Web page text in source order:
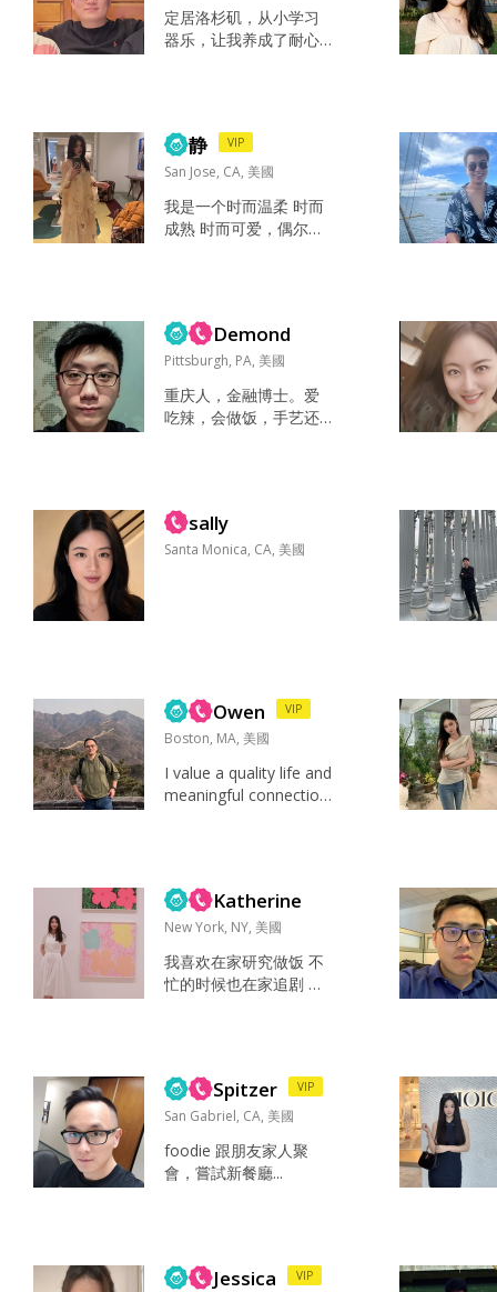
的朋友不必打招呼。谢
谢～ 听书，瑜伽，美食
雨天在家听旧旧的音乐
的人都是我的老师 价值
观相同...
定居洛杉矶，从小学习
器乐，让我养成了耐心
偶尔打打乒乓球。希望
遇到一位真诚善良认真
对待感情的人。 听音
乐，游泳，乒乓球 善
良，乐观，真诚 真诚善
良 情绪稳定...
静 VIP
San Jose, CA, 美國
我是一个时而温柔 时而
成熟 时而可爱，偶尔还
🎵 雨天睡觉💤晴天遛公
园儿 家人 健康 快乐 疯
疯癫癫 大大咧咧 既成熟
稳重又可爱调皮😝 大家
对我的第一影响高冷 我
未来的伴侣必须是一个
Demond
Pittsburgh, PA, 美國
重庆人，金融博士。爱
吃辣，会做饭，手艺还
还没我懂得多。然后喜
欢姐弟恋。...
sally
Santa Monica, CA, 美國
Owen VIP
Boston, MA, 美國
I value a quality life and
meaningful connection
someone genuine and
sincere. Outside of wo
r...
Katherine
New York, NY, 美國
我喜欢在家研究做饭 不
忙的时候也在家追剧 和
人性格偏安静 我认为未
来伴侣一定要有责任心
因为彼此是一个整体 大
家一起共同进步成长 。
未来遇到困难一起克服
请离异和超过41的不要
人 谢谢...
Spitzer VIP
San Gabriel, CA, 美國
foodie 跟朋友家人聚
會，嘗試新餐廳...
Jessica VIP